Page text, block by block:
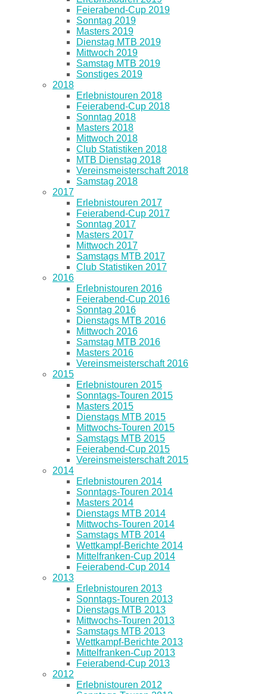
Feierabend-Cup 2019
Sonntag 2019
Masters 2019
Dienstag MTB 2019
Mittwoch 2019
Samstag MTB 2019
Sonstiges 2019
2018
Erlebnistouren 2018
Feierabend-Cup 2018
Sonntag 2018
Masters 2018
Mittwoch 2018
Club Statistiken 2018
MTB Dienstag 2018
Vereinsmeisterschaft 2018
Samstag 2018
2017
Erlebnistouren 2017
Feierabend-Cup 2017
Sonntag 2017
Masters 2017
Mittwoch 2017
Samstags MTB 2017
Club Statistiken 2017
2016
Erlebnistouren 2016
Feierabend-Cup 2016
Sonntag 2016
Dienstags MTB 2016
Mittwoch 2016
Samstag MTB 2016
Masters 2016
Vereinsmeisterschaft 2016
2015
Erlebnistouren 2015
Sonntags-Touren 2015
Masters 2015
Dienstags MTB 2015
Mittwochs-Touren 2015
Samstags MTB 2015
Feierabend-Cup 2015
Vereinsmeisterschaft 2015
2014
Erlebnistouren 2014
Sonntags-Touren 2014
Masters 2014
Dienstags MTB 2014
Mittwochs-Touren 2014
Samstags MTB 2014
Wettkampf-Berichte 2014
Mittelfranken-Cup 2014
Feierabend-Cup 2014
2013
Erlebnistouren 2013
Sonntags-Touren 2013
Dienstags MTB 2013
Mittwochs-Touren 2013
Samstags MTB 2013
Wettkampf-Berichte 2013
Mittelfranken-Cup 2013
Feierabend-Cup 2013
2012
Erlebnistouren 2012